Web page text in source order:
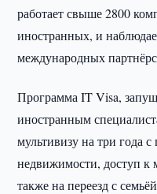
работает свыше 2800
иностранных, и
международных
Программа IT Visa,
иностранным
мультивизу на три года
недвижимости, доступ к
также на переезд с